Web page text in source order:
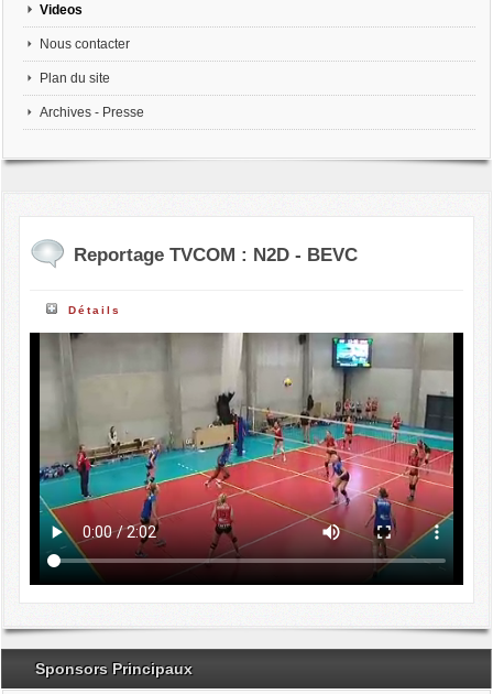
Videos
Nous contacter
Plan du site
Archives - Presse
Reportage TVCOM : N2D - BEVC
Détails
Sponsors Principaux